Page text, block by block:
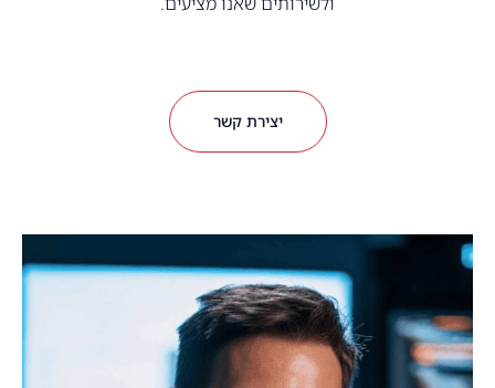
יצירת קשר